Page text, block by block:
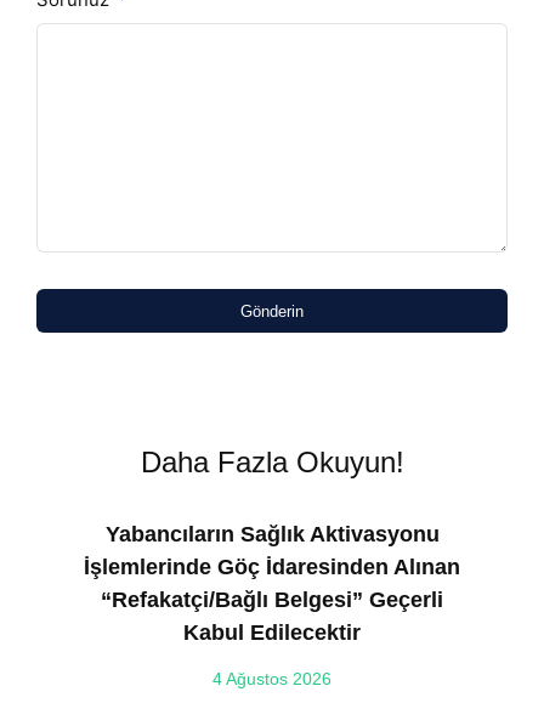
Gönderin
Daha Fazla Okuyun!
Yabancıların Sağlık Aktivasyonu
İşlemlerinde Göç İdaresinden Alınan
“Refakatçi/Bağlı Belgesi” Geçerli
Kabul Edilecektir
4 Ağustos 2026